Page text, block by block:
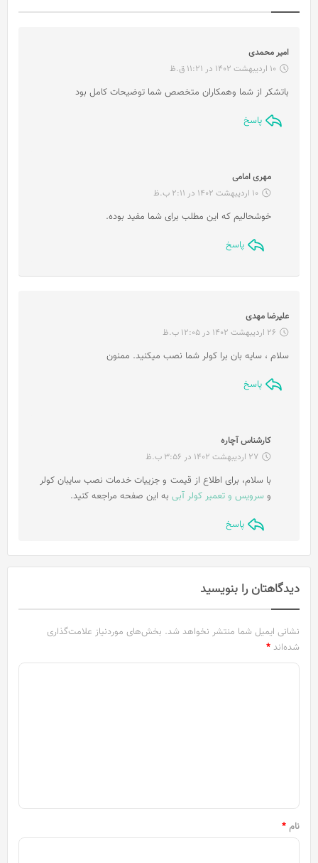
امیر محمدی
ف
ت
10 اردیبهشت 1402 در 11:21 ق.ظ
باتشکر از شما وهمکاران متخصص شما توضیحات کامل بود
پاسخ
مهری امامی
ف
ت
10 اردیبهشت 1402 در 2:11 ب.ظ
خوشحالیم که این مطلب برای شما مفید بوده.
پاسخ
علیرضا مهدی
ف
ت
26 اردیبهشت 1402 در 12:05 ب.ظ
سلام ، سایه بان برا کولر شما نصب میکنید. ممنون
پاسخ
کارشناس آچاره
ف
ت
27 اردیبهشت 1402 در 3:56 ب.ظ
با سلام، برای اطلاع از قیمت و جزییات خدمات نصب سایبان کولر
و سرویس و تعمیر کولر آبی به این صفحه مراجعه کنید.
پاسخ
دیدگاهتان را بنویسید
نشانی ایمیل شما منتشر نخواهد شد. بخش‌های موردنیاز علامت‌گذاری
شده‌اند *
نام *